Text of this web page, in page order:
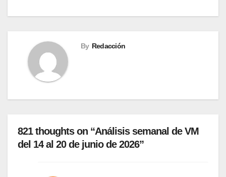
By Redacción
821 thoughts on “Análisis semanal de VM
del 14 al 20 de junio de 2026”